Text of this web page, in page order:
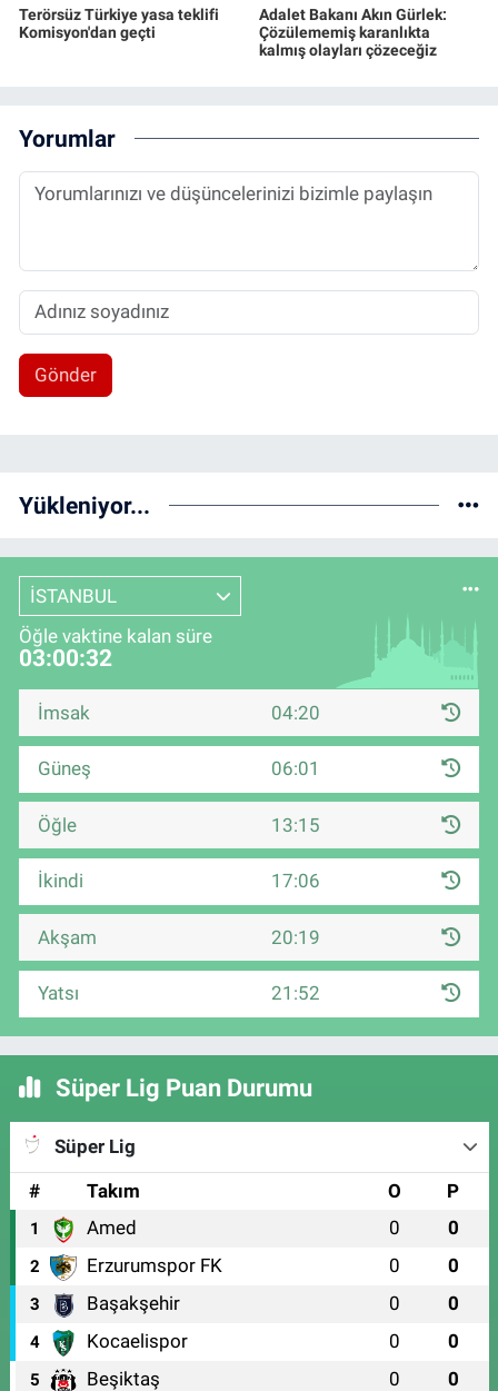
Terörsüz Türkiye yasa teklifi
Komisyon'dan geçti
Adalet Bakanı Akın Gürlek:
Çözülememiş karanlıkta
kalmış olayları çözeceğiz
Yorumlar
Gönder
Yükleniyor...
İSTANBUL
Öğle vaktine kalan süre
03:00:32
İmsak 04:20
Güneş 06:01
Öğle 13:15
İkindi 17:06
Akşam 20:19
Yatsı 21:52
Süper Lig Puan Durumu
Süper Lig
#
Takım O P
1 Amed 0 0
2 Erzurumspor FK 0 0
3 Başakşehir 0 0
4 Kocaelispor 0 0
5 Beşiktaş 0 0